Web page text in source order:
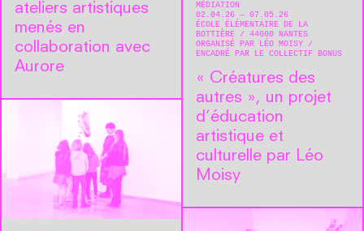
ateliers artistiques
menés en
collaboration avec
Aurore
MÉDIATION
02.04.26 — 07.05.26
ÉCOLE ÉLÉMENTAIRE DE LA
BOTTIÈRE
44000 NANTES
ORGANISÉ PAR LÉO MOISY
ENCADRÉ PAR LE COLLECTIF BONUS
« Créatures des
autres », un projet
d’éducation
artistique et
culturelle par Léo
Moisy